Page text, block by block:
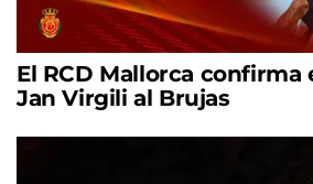
El RCD Mallorca confirma
Jan Virgili al Brujas